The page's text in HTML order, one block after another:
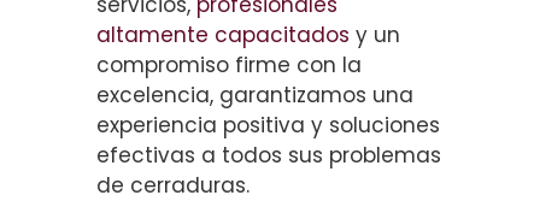
altamente capacitados y un
compromiso firme con la
excelencia, garantizamos una
experiencia positiva y soluciones
efectivas a todos sus problemas
de cerraduras.